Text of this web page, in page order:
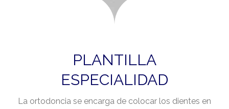
PLANTILLA
ESPECIALIDAD
La ortodoncia se encarga de colocar los dientes en